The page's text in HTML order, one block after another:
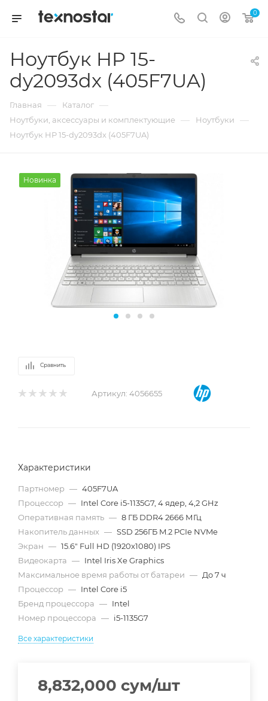
0
Ноутбук HP 15-
dy2093dx (405F7UA)
Главная — Каталог —
Ноутбуки, аксессуары и комплектующие — Ноутбуки —
Ноутбук HP 15-dy2093dx (405F7UA)
Новинка
Сравнить
Артикул: 4056655
Характеристики
Партномер — 405F7UA
Процессор — Intel Core i5-1135G7, 4 ядер, 4,2 GHz
Оперативная память — 8 ГБ DDR4 2666 МГц
Накопитель данных — SSD 256ГБ M.2 PCIe NVMe
Экран — 15.6" Full HD (1920x1080) IPS
Видеокарта — Intel Iris Xe Graphics
Максимальное время работы от батареи — До 7 ч
Процессор — Intel Core i5
Бренд процессора — Intel
Номер процессора — i5-1135G7
Все характеристики
8,832,000 сум/шт